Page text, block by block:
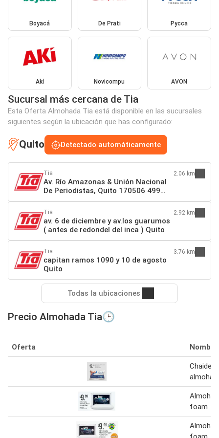
Boyacá De Prati Pycca
Akí Novicompu AVON
Sucursal más cercana de Tia
Esta Oferta Almohada Tia está disponible en las sucursales
siguientes según la ubicación que has configurado:
Quito Detectado automáticamente
Tia
Av. Río Amazonas & Unión Nacional
De Periodistas, Quito 170506 499
Quito
2.06 km
Tia
av. 6 de diciembre y av.los guarumos
( antes de redondel del inca ) Quito
2.92 km
Tia
capitan ramos 1090 y 10 de agosto
Quito
3.76 km
Todas la ubicaciones
Precio Almohada Tia🕒
Oferta Nombre
Chaide
foam